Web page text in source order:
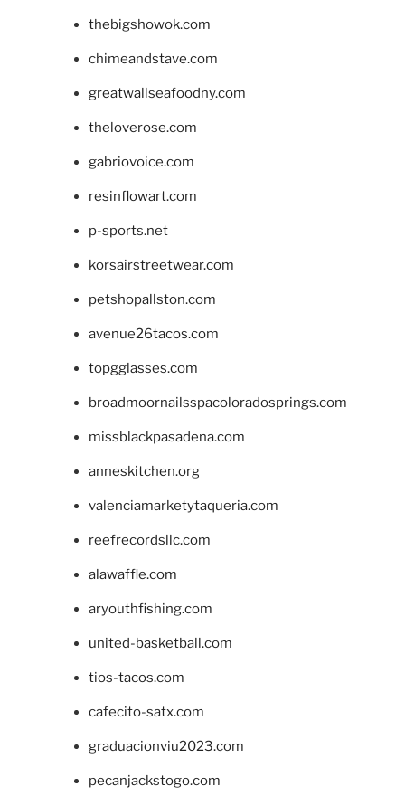
thebigshowok.com
chimeandstave.com
greatwallseafoodny.com
theloverose.com
gabriovoice.com
resinflowart.com
p-sports.net
korsairstreetwear.com
petshopallston.com
avenue26tacos.com
topgglasses.com
broadmoornailsspacoloradosprings.com
missblackpasadena.com
anneskitchen.org
valenciamarketytaqueria.com
reefrecordsllc.com
alawaffle.com
aryouthfishing.com
united-basketball.com
tios-tacos.com
cafecito-satx.com
graduacionviu2023.com
pecanjackstogo.com